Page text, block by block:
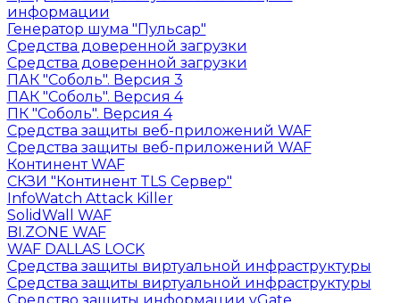
информации
Генератор шума "Пульсар"
Средства доверенной загрузки
Средства доверенной загрузки
ПАК "Соболь". Версия 3
ПАК "Соболь". Версия 4
ПК "Соболь". Версия 4
Средства защиты веб-приложений WAF
Средства защиты веб-приложений WAF
Континент WAF
СКЗИ "Континент TLS Сервер"
InfoWatch Attack Killer
SolidWall WAF
BI.ZONE WAF
WAF DALLAS LOCK
Средства защиты виртуальной инфраструктуры
Средства защиты виртуальной инфраструктуры